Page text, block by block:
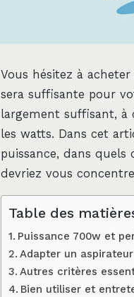
Vous hésitez à
sera suffisante pour
largement suffisant,
les watts. Dans cet
puissance, dans quels
devriez vous
Table des
Puissance 700w et
Adapter un
Autres critères
Bien utiliser et